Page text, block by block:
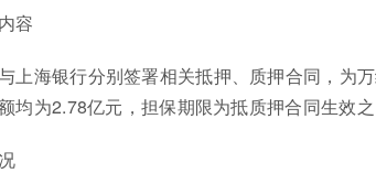
容
上海银行分别签署相关抵押、质押合同，为
均为2.78亿元，担保期限为抵质押合同生效之